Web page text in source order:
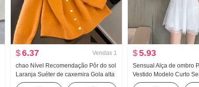
$6.37 Vendas 1
chao Nível Recomendação Pôr do sol
Laranja Suéter de caxemira Gola alta
Suéter Casaco feminino Outono e
$5.93
Sensual Alça de ombro
Vestido Modelo Curto
Ombro de Fora Alta